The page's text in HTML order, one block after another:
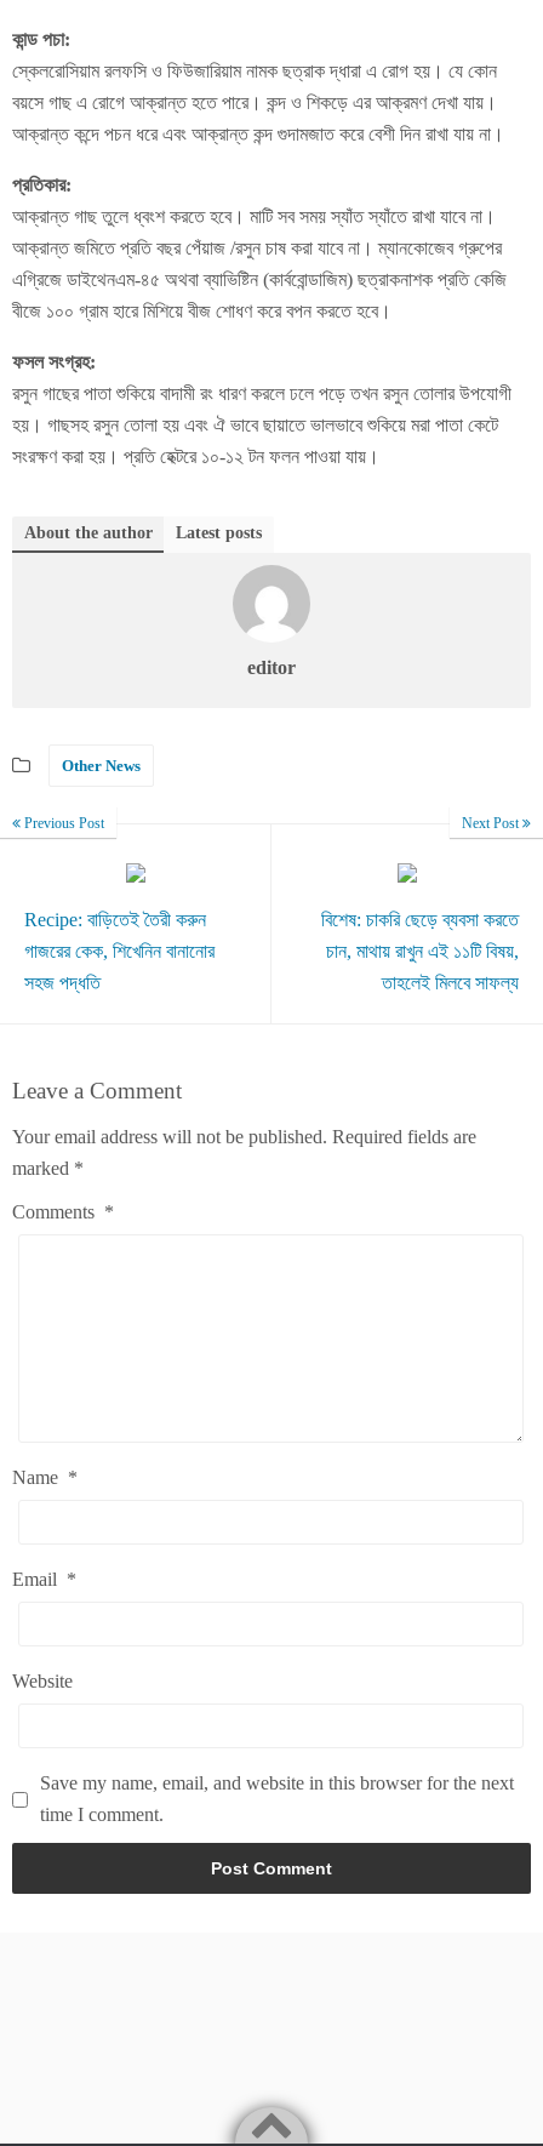
কান্ড পচা:
স্কেলরোসিয়াম রলফসি ও ফিউজারিয়াম নামক ছত্রাক দ্ধারা এ রোগ হয়। যে কোন
বয়সে গাছ এ রোগে আক্রান্ত হতে পারে। কন্দ ও শিকড়ে এর আক্রমণ দেখা যায়।
আক্রান্ত কন্দে পচন ধরে এবং আক্রান্ত কন্দ গুদামজাত করে বেশী দিন রাখা যায় না।
প্রতিকার:
আক্রান্ত গাছ তুলে ধ্বংশ করতে হবে। মাটি সব সময় স্যাঁত স্যাঁতে রাখা যাবে না।
আক্রান্ত জমিতে প্রতি বছর পেঁয়াজ /রসুন চাষ করা যাবে না। ম্যানকোজেব গ্রুপের
এগ্রিজে ডাইথেনএম-৪৫ অথবা ব্যাভিষ্টিন (কার্ববোন্ডাজিম) ছত্রাকনাশক প্রতি কেজি
বীজে ১০০ গ্রাম হারে মিশিয়ে বীজ শোধণ করে বপন করতে হবে।
ফসল সংগ্রহ:
রসুন গাছের পাতা শুকিয়ে বাদামী রং ধারণ করলে ঢলে পড়ে তখন রসুন তোলার উপযোগী
হয়। গাছসহ রসুন তোলা হয় এবং ঐ ভাবে ছায়াতে ভালভাবে শুকিয়ে মরা পাতা কেটে
সংরক্ষণ করা হয়। প্রতি হেক্টরে ১০-১২ টন ফলন পাওয়া যায়।
About the author Latest posts
editor
Other News
Previous Post
Recipe: বাড়িতেই তৈরী করুন
গাজরের কেক, শিখেনিন বানানোর
সহজ পদ্ধতি
Next Post
বিশেষ: চাকরি ছেড়ে ব্যবসা করতে
চান, মাথায় রাখুন এই ১১টি বিষয়,
তাহলেই মিলবে সাফল্য
Leave a Comment
Your email address will not be published. Required fields are
marked *
Comments *
Name *
Email *
Website
Save my name, email, and website in this browser for the next
time I comment.